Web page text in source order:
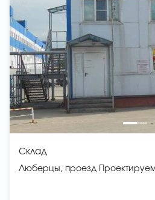
Склад
Люберцы, проезд